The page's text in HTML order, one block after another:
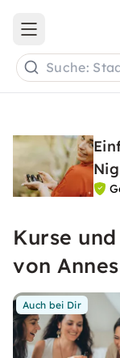
Open main menu
Suche:
Kurse
von
Auch bei Dir